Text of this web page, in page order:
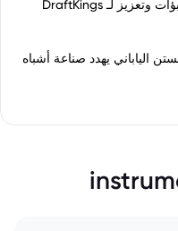
الياباني يهدد صناعة أشباه